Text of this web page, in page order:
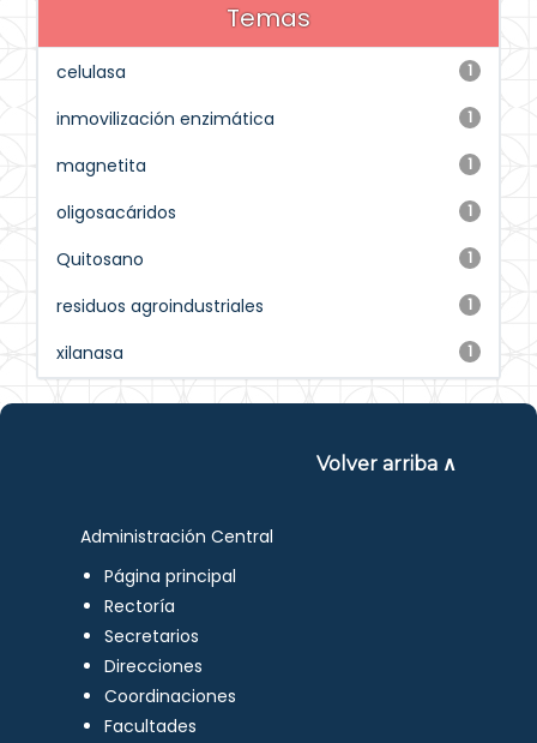
Temas
1
celulasa
1
inmovilización enzimática
1
magnetita
1
oligosacáridos
1
Quitosano
1
residuos agroindustriales
1
xilanasa
Volver arriba ∧
Administración Central
Página principal
Rectoría
Secretarios
Direcciones
Coordinaciones
Facultades